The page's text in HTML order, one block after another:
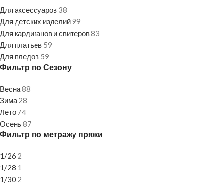
Для аксессуаров 38
Для детских изделий99
Для кардиганов и свитеров83
Для платьев 59
Для пледов 59
Фильтр по Сезону
Весна88
Зима 28
Лето 74
Осень87
Фильтр по метражу пряжи
1/26 2
1/28 1
1/30 2